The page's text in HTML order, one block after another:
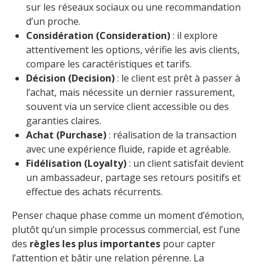
sur les réseaux sociaux ou une recommandation
d’un proche.
Considération (Consideration): il explore
attentivement les options, vérifie les avis clients,
compare les caractéristiques et tarifs.
Décision (Decision): le client est prêt à passer à
l’achat, mais nécessite un dernier rassurement,
souvent via un service client accessible ou des
garanties claires.
Achat (Purchase): réalisation de la transaction
avec une expérience fluide, rapide et agréable.
Fidélisation (Loyalty): un client satisfait devient
un ambassadeur, partage ses retours positifs et
effectue des achats récurrents.
Penser chaque phase comme un moment d’émotion,
plutôt qu’un simple processus commercial, est l’une
des règles les plus importantes pour capter
l’attention et bâtir une relation pérenne. La